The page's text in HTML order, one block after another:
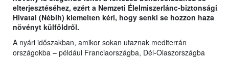
elterjesztéséhez, ezért a Nemzeti Élelmiszerlánc-biztonsági
Hivatal (Nébih) kiemelten kéri, hogy senki se hozzon haza
növényt külföldről.
A nyári időszakban, amikor sokan utaznak mediterrán
országokba – például Franciaországba, Dél-Olaszországba